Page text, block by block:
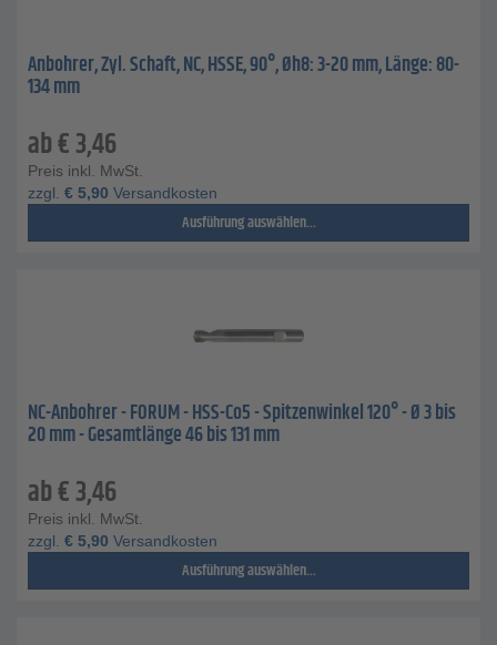
Anbohrer, Zyl. Schaft, NC, HSSE, 90°, Øh8: 3-20 mm, Länge: 80-
134 mm
ab€3,46
Preis inkl. MwSt.
zzgl. € 5,90 Versandkosten
Ausführung auswählen...
NC-Anbohrer - FORUM - HSS-Co5 - Spitzenwinkel 120° - Ø 3 bis
20 mm - Gesamtlänge 46 bis 131 mm
ab€3,46
Preis inkl. MwSt.
zzgl. € 5,90 Versandkosten
Ausführung auswählen...